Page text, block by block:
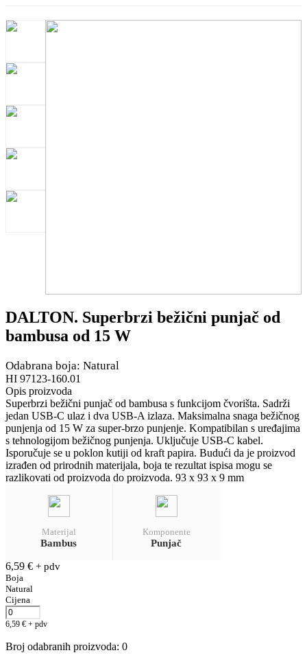
DALTON. Superbrzi bežični punjač od
bambusa od 15 W
Odabrana boja: Natural
HI 97123-160.01
Opis proizvoda
Superbrzi bežični punjač od bambusa s funkcijom čvorišta. Sadrži
jedan USB-C ulaz i dva USB-A izlaza. Maksimalna snaga bežičnog
punjenja od 15 W za super-brzo punjenje. Kompatibilan s uređajima
s tehnologijom bežičnog punjenja. Uključuje USB-C kabel.
Isporučuje se u poklon kutiji od kraft papira. Budući da je proizvod
izrađen od prirodnih materijala, boja te rezultat ispisa mogu se
razlikovati od proizvoda do proizvoda. 93 x 93 x 9 mm
Materijal
Bambus
Komponente
Punjač
6,59 € + pdv
Boja
Natural
Cijena
6,59 € + pdv
Broj odabranih proizvoda: 0